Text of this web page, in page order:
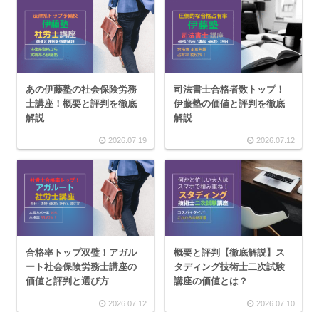
あの伊藤塾の社会保険労務
士講座！概要と評判を徹底
解説
2026.07.19
司法書士合格者数トップ！
伊藤塾の価値と評判を徹底
解説
2026.07.12
合格率トップ双璧！アガル
ート社会保険労務士講座の
価値と評判と選び方
2026.07.12
概要と評判【徹底解説】ス
タディング技術士二次試験
講座の価値とは？
2026.07.10